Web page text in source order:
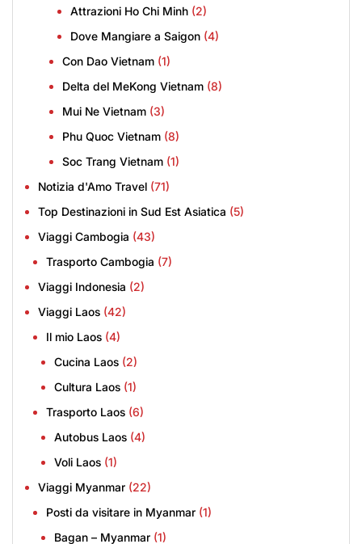
Attrazioni Ho Chi Minh (2)
Dove Mangiare a Saigon (4)
Con Dao Vietnam (1)
Delta del MeKong Vietnam (8)
Mui Ne Vietnam (3)
Phu Quoc Vietnam (8)
Soc Trang Vietnam (1)
Notizia d'Amo Travel (71)
Top Destinazioni in Sud Est Asiatica (5)
Viaggi Cambogia (43)
Trasporto Cambogia (7)
Viaggi Indonesia (2)
Viaggi Laos (42)
Il mio Laos (4)
Cucina Laos (2)
Cultura Laos (1)
Trasporto Laos (6)
Autobus Laos (4)
Voli Laos (1)
Viaggi Myanmar (22)
Posti da visitare in Myanmar (1)
Bagan – Myanmar (1)